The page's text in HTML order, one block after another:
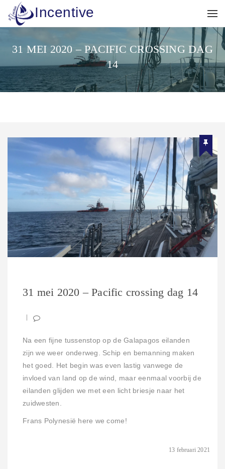
Incentive
31 MEI 2020 – PACIFIC CROSSING DAG
14
31 mei 2020 – Pacific crossing dag 14
13 februari 2021
Na een fijne tussenstop op de Galapagos eilanden
zijn we weer onderweg. Schip en bemanning maken
het goed. Het begin was even lastig vanwege de
invloed van land op de wind, maar eenmaal voorbij de
eilanden glijden we met een licht briesje naar het
zuidwesten.
Frans Polynesië here we come!